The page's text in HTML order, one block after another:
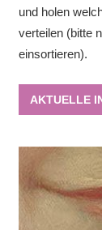
und holen
verteilen (bitte
einsortieren).
AKTUELLE